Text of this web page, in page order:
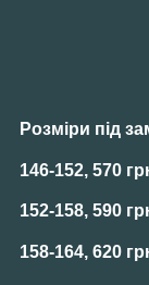
Розміри під
146-152, 570
152-158, 590
158-164, 620